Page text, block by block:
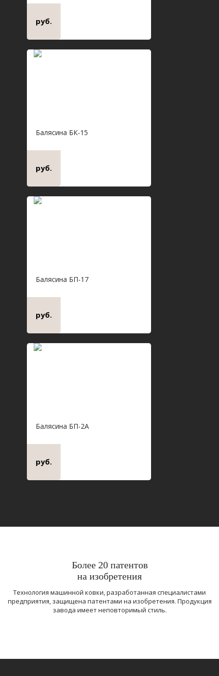
руб.
Балясина БК-15
руб.
Балясина БП-17
руб.
Балясина БП-2А
руб.
Более 20 патентов
на изобретения
Технология машинной ковки, разработанная специалистами
предприятия, защищена патентами на изобретения. Продукция
завода имеет неповторимый стиль.